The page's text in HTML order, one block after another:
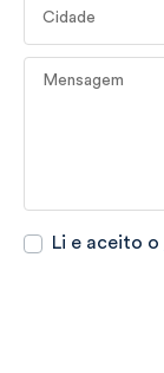
Li e aceito o